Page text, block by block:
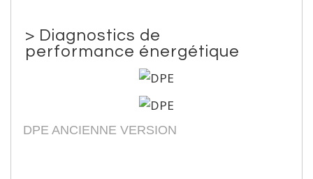
> Diagnostics de
performance énergétique
DPE ANCIENNE VERSION